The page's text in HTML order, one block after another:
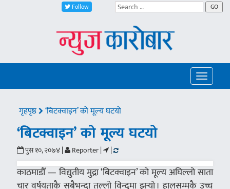
Follow GO
Toggle
गृहपृष्ठ ‘बिटक्वाइन’ को मूल्य घटयो
‘बिटक्वाइन’ को मूल्य घटयो
पुस १०, २०७४ | Reporter | |
काठमाडौँ — विद्युतीय मुद्रा ‘बिटक्वाइन’ को मूल्य अघिल्लो साता
चार वर्षयताकै सबैभन्दा तल्लो विन्दुमा झर्‍यो । हालसम्मकै उच्च